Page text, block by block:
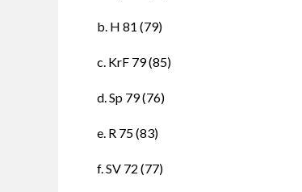
b. H 81 (79)
c. KrF 79 (85)
d. Sp 79 (76)
e. R 75 (83)
f. SV 72 (77)